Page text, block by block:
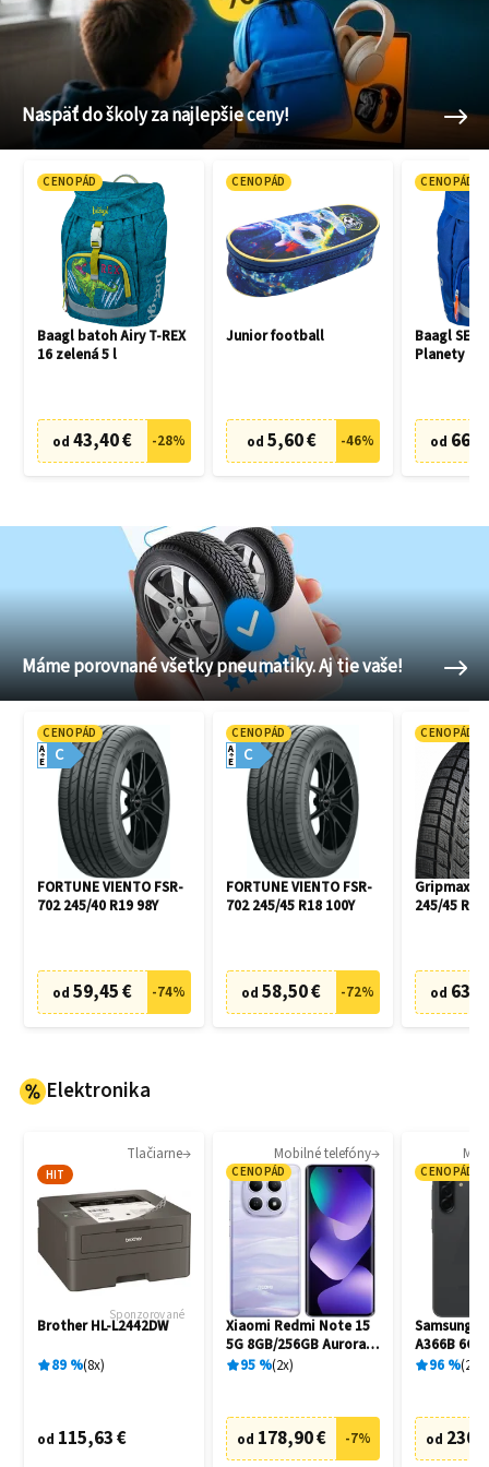
Naspäť do školy za najlepšie ceny!
CENOPÁD
Baagl batoh Airy T-REX
16 zelená 5 l
od 43,40 € -28%
CENOPÁD
Junior football
od 5,60 € -46%
CENOPÁD
Baagl SET
Planety
od
Máme porovnané všetky pneumatiky. Aj tie vaše!
CENOPÁD
C
A
E
FORTUNE VIENTO FSR-
702 245/40 R19 98Y
od 59,45 € -74%
CENOPÁD
C
A
E
FORTUNE VIENTO FSR-
702 245/45 R18 100Y
od 58,50 € -72%
CENOPÁD
Gripmax
245/45 R18
od
Elektronika
Tlačiarne
HIT
Sponzorované
Brother HL-L2442DW
89% 8x
od 115,63 €
Mobilné telefóny
CENOPÁD
Xiaomi Redmi Note 15
5G 8GB/256GB Aurora
Purple
95% 2x
od 178,90 € -7%
CENOPÁD
Samsung
A366B
Awesome
96% 20
od